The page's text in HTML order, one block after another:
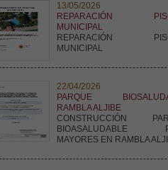
13/05/2026
REPARACIÓN
MUNICIPAL
REPARACIÓN
MUNICIPAL
22/04/2026
PARQUE
RAMBLA ALJIBE
CONSTRUCCIÓN
BIOASALUDABLE
MAYORES EN RAMBLA